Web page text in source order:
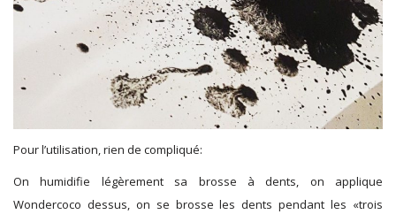
Pour l’utilisation, rien de compliqué:
On humidifie légèrement sa brosse à dents, on applique
Wondercoco dessus, on se brosse les dents pendant les «trois